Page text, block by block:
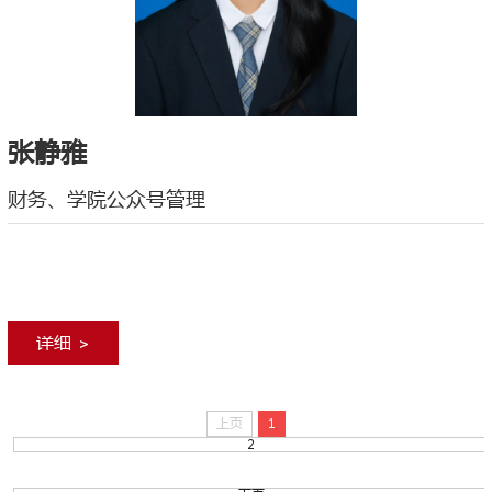
张静雅
财务、学院公众号管理
详细 >
上页
1
2